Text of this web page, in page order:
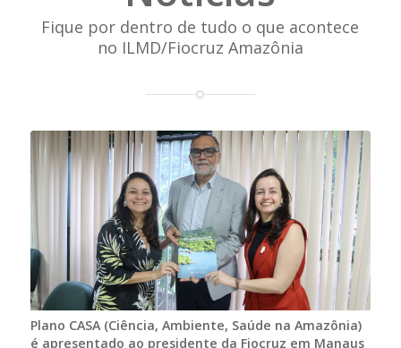
Fique por dentro de tudo o que acontece
no ILMD/Fiocruz Amazônia
Plano CASA (Ciência, Ambiente, Saúde na Amazônia)
é apresentado ao presidente da Fiocruz em Manaus